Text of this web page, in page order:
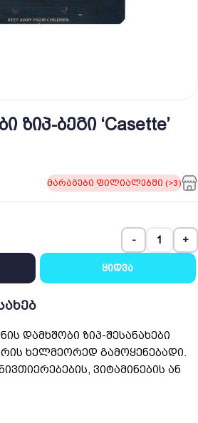
ზიპ-ბეგი ‘Casette’
მარაგები ფილიალებში (>3)
- +
ყიდვა
დამხშობი ზიპ-შესანახები
ხელმეორედ გამოყენებადი.
ვიტამინების ან